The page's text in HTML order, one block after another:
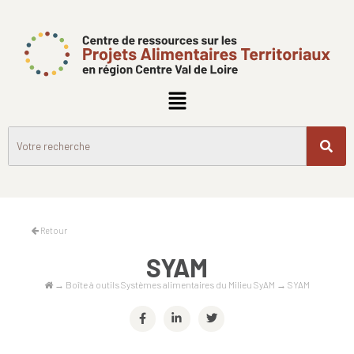
Retour
SYAM
→ Boîte à outils Systèmes alimentaires du Milieu SyAM → SYAM